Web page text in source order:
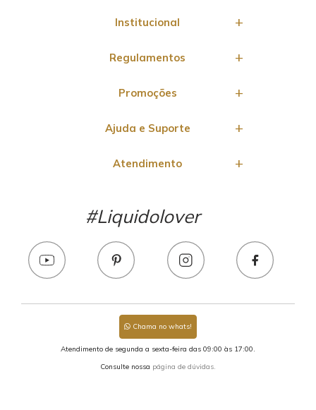
Institucional
Regulamentos
Promoções
Ajuda e Suporte
Atendimento
#Liquidolover
Chama no whats!
Atendimento de segunda a sexta-feira das 09:00 às 17:00.
Consulte nossa página de dúvidas.